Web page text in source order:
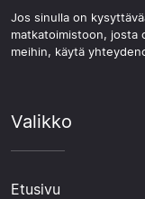
Jos sinulla on
matkatoimistoon, josta
meihin, käytä
Valikko
Etusivu